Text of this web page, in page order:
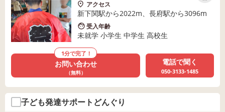
アクセス
新下関駅から2022m、長府駅から3096m
受入年齢
未就学 小学生 中学生 高校生
1分で完了！
お問い合わせ
（無料）
電話で聞く
050-3133-1485
子ども発達サポートどんぐり